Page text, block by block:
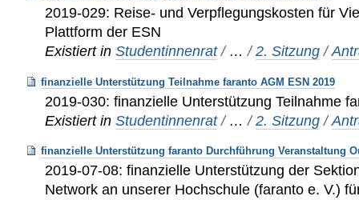
2019-029: Reise- und Verpflegungskosten für
Plattform der ESN
Existiert in Studentinnenrat / …/2. Sitzung /
finanzielle Unterstützung Teilnahme faranto AGM ESN 2019
2019-030: finanzielle Unterstützung Teilnahme
Existiert in Studentinnenrat / …/2. Sitzung /
finanzielle Unterstützung faranto Durchführung Veranstaltung
2019-07-08: finanzielle Unterstützung der
Network an unserer Hochschule (faranto e. V.)